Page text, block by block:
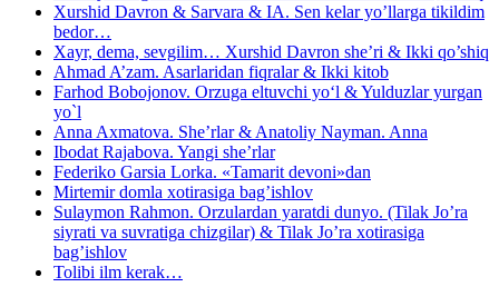
Xurshid Davron & Sarvara & IA. Sen kelar yo’llarga tikildim
bedor…
Xayr, dema, sevgilim… Xurshid Davron she’ri & Ikki qo’shiq
Ahmad A’zam. Asarlaridan fiqralar & Ikki kitob
Farhod Bobojonov. Orzuga eltuvchi yo‘l & Yulduzlar yurgan
yo`l
Anna Axmatova. She’rlar & Anatoliy Nayman. Anna
Ibodat Rajabova. Yangi she’rlar
Federiko Garsia Lorka. «Tamarit devoni»dan
Mirtemir domla xotirasiga bag’ishlov
Sulaymon Rahmon. Orzulardan yaratdi dunyo. (Tilak Jo’ra
siyrati va suvratiga chizgilar) & Tilak Jo’ra xotirasiga
bag’ishlov
Tolibi ilm kerak…